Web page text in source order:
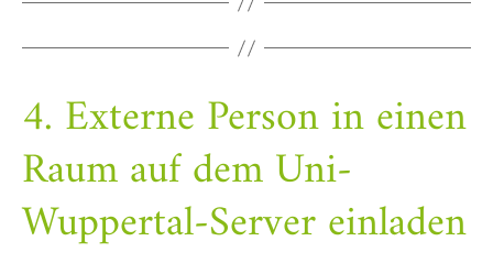
4. Externe Person in einen
Raum auf dem Uni-
Wuppertal-Server einladen